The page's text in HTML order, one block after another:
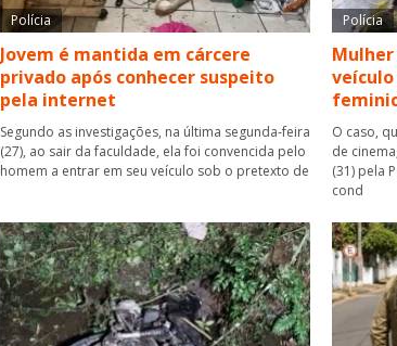
Polícia
Jovem é mantida em cárcere
privado após conhecer suspeito
pela internet
Segundo as investigações, na última segunda-feira
(27), ao sair da faculdade, ela foi convencida pelo
homem a entrar em seu veículo sob o pretexto de
Polícia
O caso,
de
(31) pela
cond